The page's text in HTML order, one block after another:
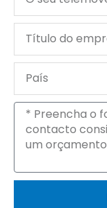
telemóvel
Título
emprego
Mensagem